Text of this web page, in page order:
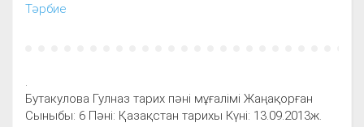
Тәрбие
Бутакулова Гулназ тарих пәні мұғалімі Жаңақорған
Сыныбы: 6 Пәні: Қазақстан тарихы Күні: 13.09.2013ж.